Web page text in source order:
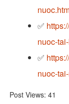
✅
nuoc-
✅
nuoc-
Post Views: 41